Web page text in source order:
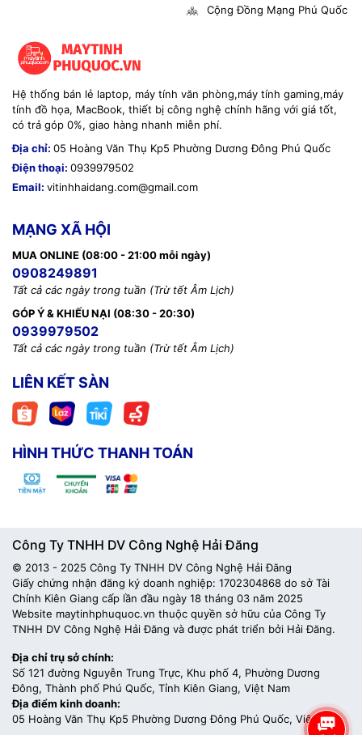
Cộng Đồng Mạng Phú Quốc
Hệ thống bán lẻ laptop, máy tính văn phòng,máy tính gaming,máy
tính đồ họa, MacBook, thiết bị công nghệ chính hãng với giá tốt,
có trả góp 0%, giao hàng nhanh miễn phí.
Địa chỉ: 05 Hoàng Văn Thụ Kp5 Phường Dương Đông Phú Quốc
Điện thoại: 0939979502
Email: vitinhhaidang.com@gmail.com
MẠNG XÃ HỘI
MUA ONLINE (08:00 - 21:00 mỗi ngày)
0908249891
Tất cả các ngày trong tuần (Trừ tết Âm Lịch)
GÓP Ý & KHIẾU NẠI (08:30 - 20:30)
0939979502
Tất cả các ngày trong tuần (Trừ tết Âm Lịch)
LIÊN KẾT SÀN
HÌNH THỨC THANH TOÁN
Công Ty TNHH DV Công Nghệ Hải Đăng
© 2013 - 2025 Công Ty TNHH DV Công Nghệ Hải Đăng
Giấy chứng nhận đăng ký doanh nghiệp: 1702304868 do sở Tài
Chính Kiên Giang cấp lần đầu ngày 18 tháng 03 năm 2025
Website maytinhphuquoc.vn thuộc quyền sở hữu của Công Ty
TNHH DV Công Nghệ Hải Đăng và được phát triển bởi Hải Đăng.
Địa chỉ trụ sở chính:
Số 121 đường Nguyễn Trung Trực, Khu phố 4, Phường Dương
Đông, Thành phố Phú Quốc, Tỉnh Kiên Giang, Việt Nam
Địa điểm kinh doanh:
05 Hoàng Văn Thụ Kp5 Phường Dương Đông Phú Quốc, Việt Nam